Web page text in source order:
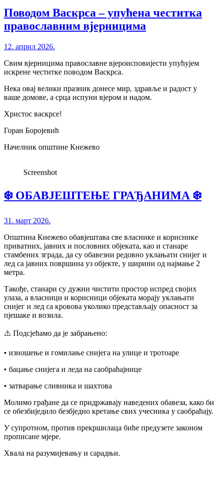
Поводом Васкрса – упућена честитка
православним вјерницима
12. април 2026.
Свим вјерницима православне вјероисповијести упућујем
искрене честитке поводом Васкрса.
Нека овај велики празник донесе мир, здравље и радост у
ваше домове, а срца испуни вјером и надом.
Христос васкрсе!
Горан Боројевић
Начелник општине Кнежево
Screenshot
❄️ ОБАВЈЕШТЕЊЕ ГРАЂАНИМА ❄️
31. март 2026.
Општина Кнежево обавјештава све власнике и кориснике
приватних, јавних и пословних објеката, као и станаре
стамбених зграда, да су обавезни редовно уклањати снијег и
лед са јавних површина уз објекте, у ширини од најмање 2
метра.
Такође, станари су дужни чистити простор испред својих
улаза, а власници и корисници објеката морају уклањати
снијег и лед са кровова уколико представљају опасност за
пјешаке и возила.
⚠️ Подсјећамо да је забрањено:
• изношење и гомилање снијега на улице и тротоаре
• бацање снијега и леда на саобраћајнице
• затварање сливника и шахтова
Молимо грађане да се придржавају наведених обавеза, како би
се обезбиједило безбједно кретање свих учесника у саобраћају.
У супротном, против прекршилаца биће предузете законом
прописане мјере.
Хвала на разумијевању и сарадњи.